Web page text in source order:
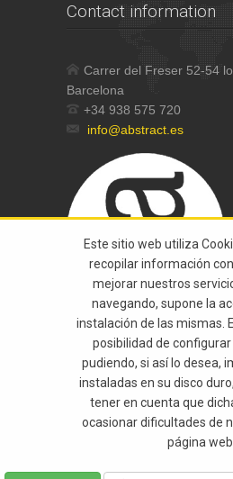
Contact information
Carrer del Freser 52-54
Barcelona
+34 938 575 720
info@abstract.es
© 2015 Abstract All
Privacy
Este sitio web utiliza
recopilar información
mejorar nuestros
navegando, supone la
instalación de las mismas.
posibilidad de
pudiendo, si así lo desea,
instaladas en su disco
tener en cuenta que
ocasionar dificultades de
página web.